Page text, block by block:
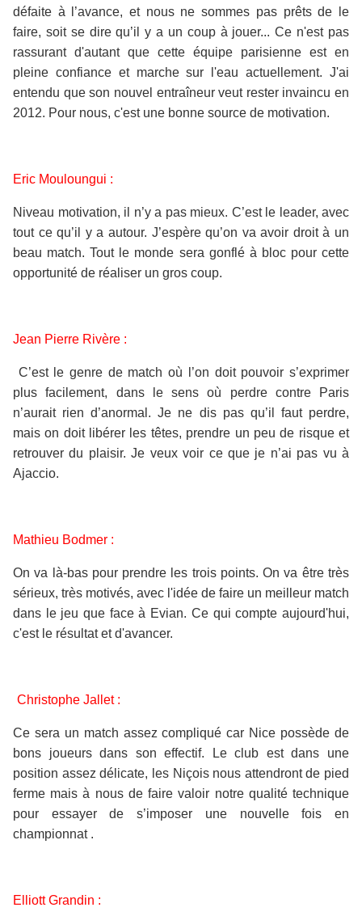
défaite à l’avance, et nous ne sommes pas prêts de le
faire, soit se dire qu’il y a un coup à jouer... Ce n'est pas
rassurant d'autant que cette équipe parisienne est en
pleine confiance et marche sur l'eau actuellement. J'ai
entendu que son nouvel entraîneur veut rester invaincu en
2012. Pour nous, c'est une bonne source de motivation.
Eric Mouloungui :
Niveau motivation, il n’y a pas mieux. C’est le leader, avec
tout ce qu’il y a autour. J’espère qu’on va avoir droit à un
beau match. Tout le monde sera gonflé à bloc pour cette
opportunité de réaliser un gros coup.
Jean Pierre Rivère :
C’est le genre de match où l’on doit pouvoir s’exprimer
plus facilement, dans le sens où perdre contre Paris
n’aurait rien d’anormal. Je ne dis pas qu’il faut perdre,
mais on doit libérer les têtes, prendre un peu de risque et
retrouver du plaisir. Je veux voir ce que je n’ai pas vu à
Ajaccio.
Mathieu Bodmer :
On va là-bas pour prendre les trois points. On va être très
sérieux, très motivés, avec l'idée de faire un meilleur match
dans le jeu que face à Evian. Ce qui compte aujourd'hui,
c'est le résultat et d'avancer.
Christophe Jallet :
Ce sera un match assez compliqué car Nice possède de
bons joueurs dans son effectif. Le club est dans une
position assez délicate, les Niçois nous attendront de pied
ferme mais à nous de faire valoir notre qualité technique
pour essayer de s’imposer une nouvelle fois en
championnat .
Elliott Grandin :